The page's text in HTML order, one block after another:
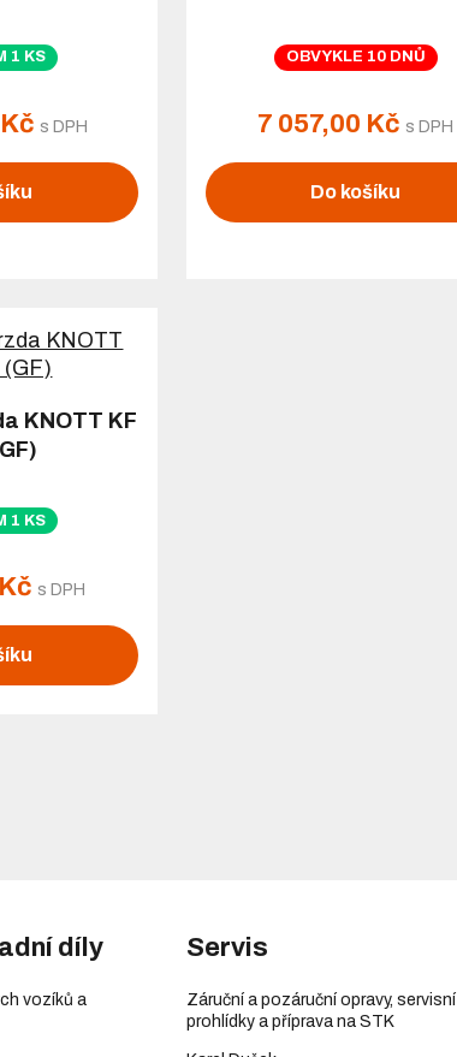
1 KS
s DPH
OBVYKLE 10 DNŮ
7 057,00 Kč s DPH
Do košíku
KNOTT KF
1 KS
s DPH
díly
vozíků a
Servis
Záruční a pozáruční opravy, servisní
prohlídky a příprava na STK